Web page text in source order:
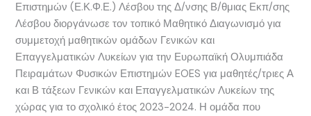
Επιστημών (Ε.Κ.Φ.Ε.) Λέσβου της Δ/νσης Β/θμιας Εκπ/σης
Λέσβου διοργάνωσε τον τοπικό Μαθητικό Διαγωνισμό για
συμμετοχή μαθητικών ομάδων Γενικών και
Επαγγελματικών Λυκείων για την Ευρωπαϊκή Ολυμπιάδα
Πειραμάτων Φυσικών Επιστημών EOES για μαθητές/τριες Α
και Β τάξεων Γενικών και Επαγγελματικών Λυκείων της
χώρας για το σχολικό έτος 2023-2024. Η ομάδα που